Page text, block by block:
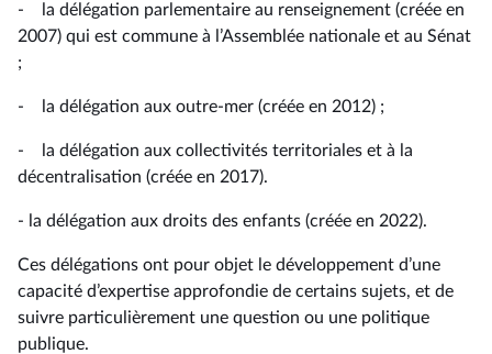
- la délégation parlementaire au renseignement (créée en
2007) qui est commune à l’Assemblée nationale et au Sénat
;
- la délégation aux outre-mer (créée en 2012) ;
- la délégation aux collectivités territoriales et à la
décentralisation (créée en 2017).
- la délégation aux droits des enfants (créée en 2022).
Ces délégations ont pour objet le développement d’une
capacité d’expertise approfondie de certains sujets, et de
suivre particulièrement une question ou une politique
publique.